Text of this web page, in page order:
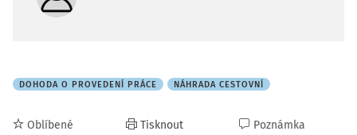
DOHODA O PROVEDENÍ PRÁCE NÁHRADA CESTOVNÍ
Oblíbené Tisknout Poznámka